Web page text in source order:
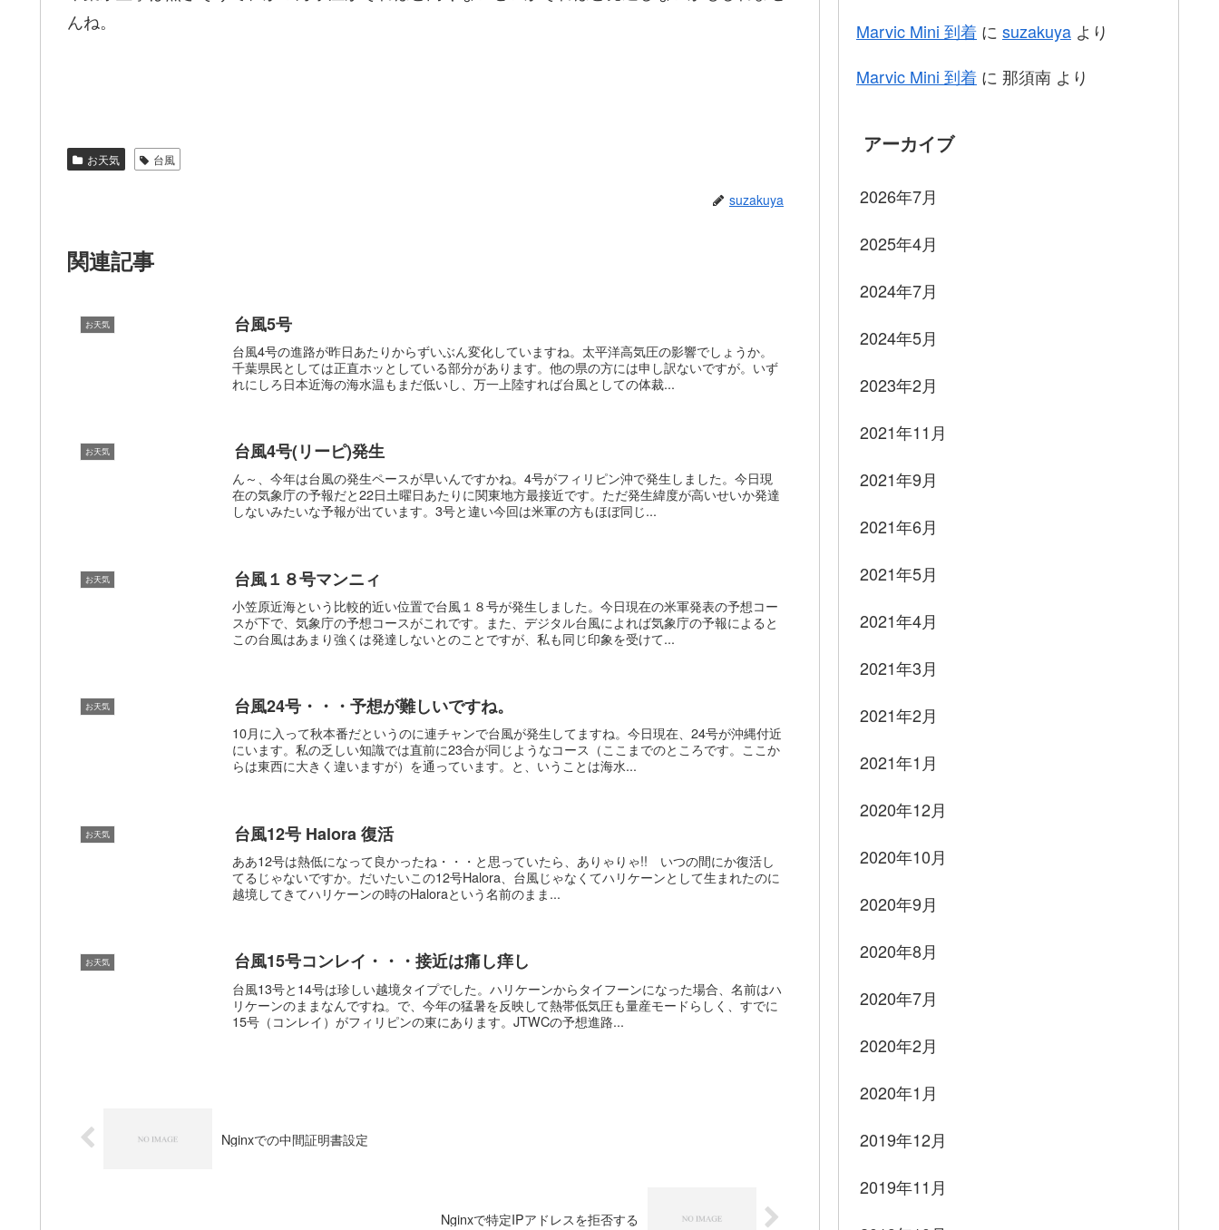
んね。
お天気 台風
suzakuya
関連記事
お天気 台風5号
台風4号の進路が昨日あたりからずいぶん変化していますね。太平洋高気圧の影響でしょうか。
千葉県民としては正直ホッとしている部分があります。他の県の方には申し訳ないですが。いず
れにしろ日本近海の海水温もまだ低いし、万一上陸すれば台風としての体裁...
お天気 台風4号(リーピ)発生
ん～、今年は台風の発生ペースが早いんですかね。4号がフィリピン沖で発生しました。今日現
在の気象庁の予報だと22日土曜日あたりに関東地方最接近です。ただ発生緯度が高いせいか発達
しないみたいな予報が出ています。3号と違い今回は米軍の方もほぼ同じ...
お天気 台風１８号マンニィ
小笠原近海という比較的近い位置で台風１８号が発生しました。今日現在の米軍発表の予想コー
スが下で、気象庁の予想コースがこれです。また、デジタル台風によれば気象庁の予報によると
この台風はあまり強くは発達しないとのことですが、私も同じ印象を受けて...
お天気 台風24号・・・予想が難しいですね。
10月に入って秋本番だというのに連チャンで台風が発生してますね。今日現在、24号が沖縄付近
にいます。私の乏しい知識では直前に23合が同じようなコース（ここまでのところです。ここか
らは東西に大きく違いますが）を通っています。と、いうことは海水...
お天気 台風12号 Halora 復活
ああ12号は熱低になって良かったね・・・と思っていたら、ありゃりゃ!! いつの間にか復活し
てるじゃないですか。だいたいこの12号Halora、台風じゃなくてハリケーンとして生まれたのに
越境してきてハリケーンの時のHaloraという名前のまま...
お天気 台風15号コンレイ・・・接近は痛し痒し
台風13号と14号は珍しい越境タイプでした。ハリケーンからタイフーンになった場合、名前はハ
リケーンのままなんですね。で、今年の猛暑を反映して熱帯低気圧も量産モードらしく、すでに
15号（コンレイ）がフィリピンの東にあります。JTWCの予想進路...
Nginxでの中間証明書設定
Nginxで特定IPアドレスを拒否する
Marvic Mini 到着 に suzakuya より
Marvic Mini 到着 に 那須南 より
アーカイブ
2026年7月
2025年4月
2024年7月
2024年5月
2023年2月
2021年11月
2021年9月
2021年6月
2021年5月
2021年4月
2021年3月
2021年2月
2021年1月
2020年12月
2020年10月
2020年9月
2020年8月
2020年7月
2020年2月
2020年1月
2019年12月
2019年11月